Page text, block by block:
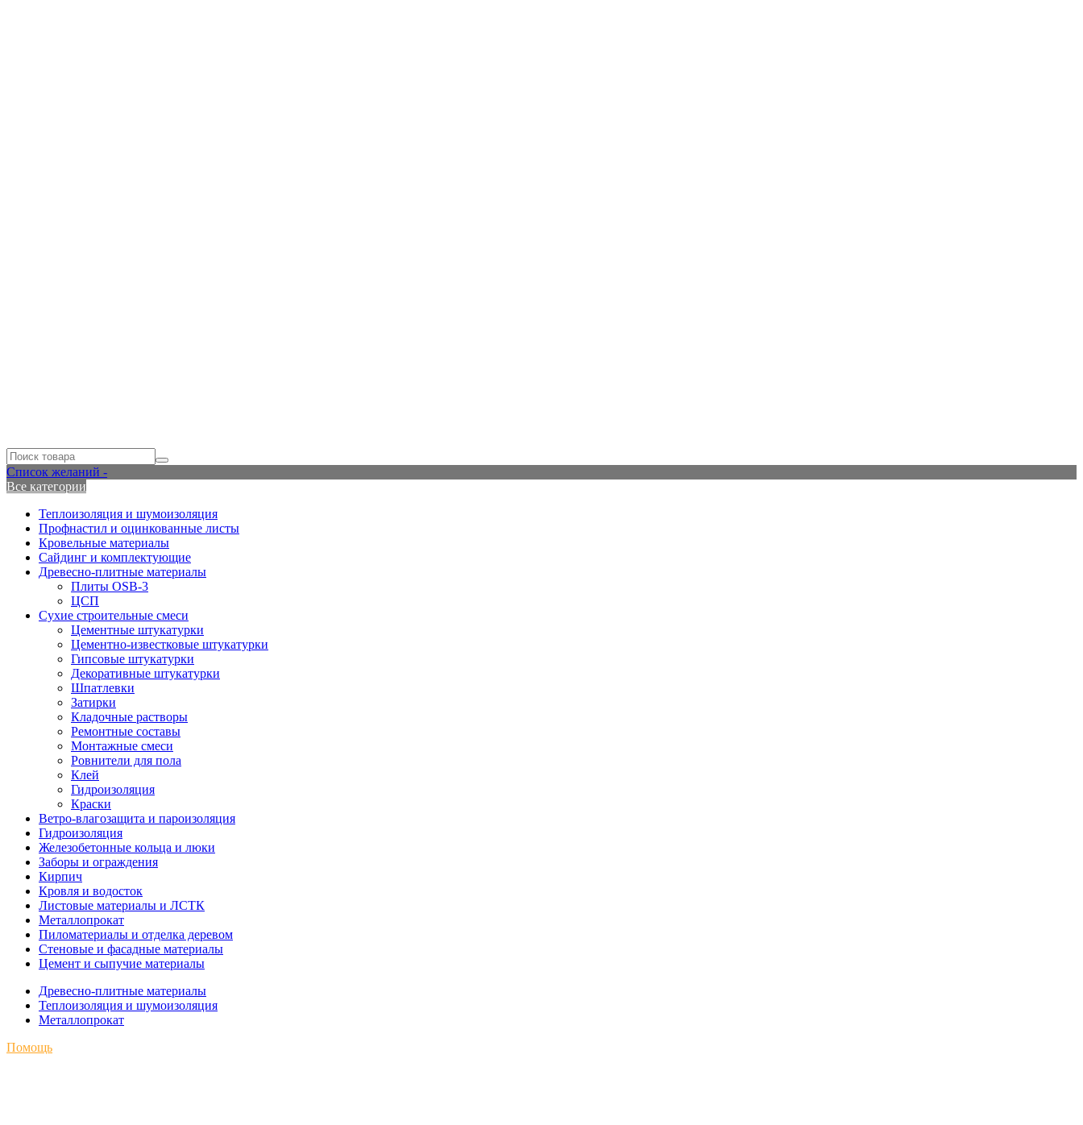
Список желаний -
Все категории
Теплоизоляция и шумоизоляция
Профнастил и оцинкованные листы
Кровельные материалы
Сайдинг и комплектующие
Древесно-плитные материалы
Плиты OSB-3
ЦСП
Сухие строительные смеси
Цементные штукатурки
Цементно-известковые штукатурки
Гипсовые штукатурки
Декоративные штукатурки
Шпатлевки
Затирки
Кладочные растворы
Ремонтные составы
Монтажные смеси
Ровнители для пола
Клей
Гидроизоляция
Краски
Ветро-влагозащита и пароизоляция
Гидроизоляция
Железобетонные кольца и люки
Заборы и ограждения
Кирпич
Кровля и водосток
Листовые материалы и ЛСТК
Металлопрокат
Пиломатериалы и отделка деревом
Стеновые и фасадные материалы
Цемент и сыпучие материалы
Древесно-плитные материалы
Теплоизоляция и шумоизоляция
Металлопрокат
Помощь